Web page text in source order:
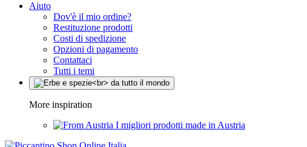
Aiuto
Dov'è il mio ordine?
Restituzione prodotti
Costi di spedizione
Opzioni di pagamento
Contattaci
Tutti i temi
More inspiration
I migliori prodotti made in Austria